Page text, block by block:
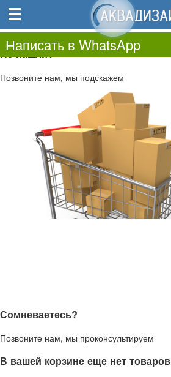
0.00
0
Не нашли?
Позвоните нам, мы подскажем
Сомневаетесь?
Позвоните нам, мы проконсультируем
В вашей корзине еще нет товаров
Написать в WhatsApp